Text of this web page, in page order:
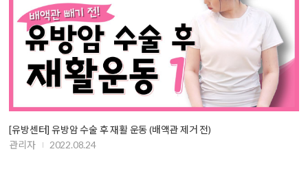
[유방센터] 유방암 수술 후 재활 운동 (배액관 제거 전)
관리자
2022.08.24